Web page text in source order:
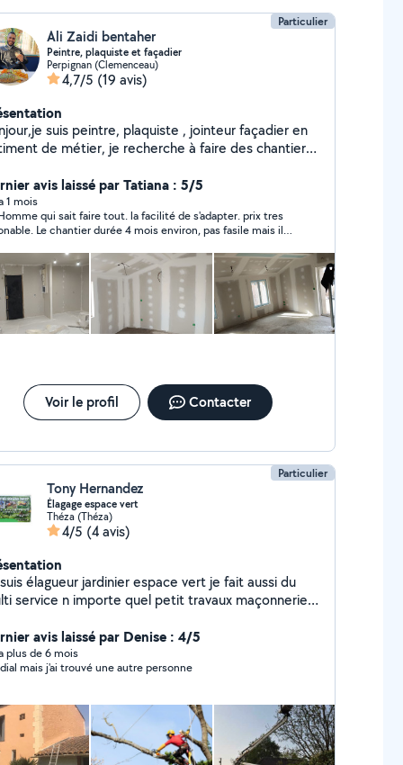
Particulier
Ali Zaidi bentaher
Peintre, plaquiste et façadier
Perpignan (Clemenceau)
4,7/5 (19 avis)
suis peintre, plaquiste , jointeur façadier en
de métier, je recherche à faire des chantiers
je reste à votre disposition.
avis laissé par Tatiana : 5/5
1 mois
tout. la facilité de s'adapter. prix tres
Le chantier durée 4 mois environ, pas fasile mais il
Voir le profil Contacter
Particulier
Tony Hernandez
Élagage espace vert
Théza (Théza)
4/5 (4 avis)
élagueur jardinier espace vert je fait aussi du
service n importe quel petit travaux maçonnerie
avis laissé par Denise : 4/5
plus de 6 mois
mais j'ai trouvé une autre personne